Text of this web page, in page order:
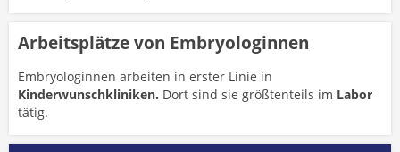
Arbeitsplätze von Embryologinnen
Embryologinnen arbeiten in erster Linie in
Kinderwunschkliniken. Dort sind sie größtenteils im Labor
tätig.